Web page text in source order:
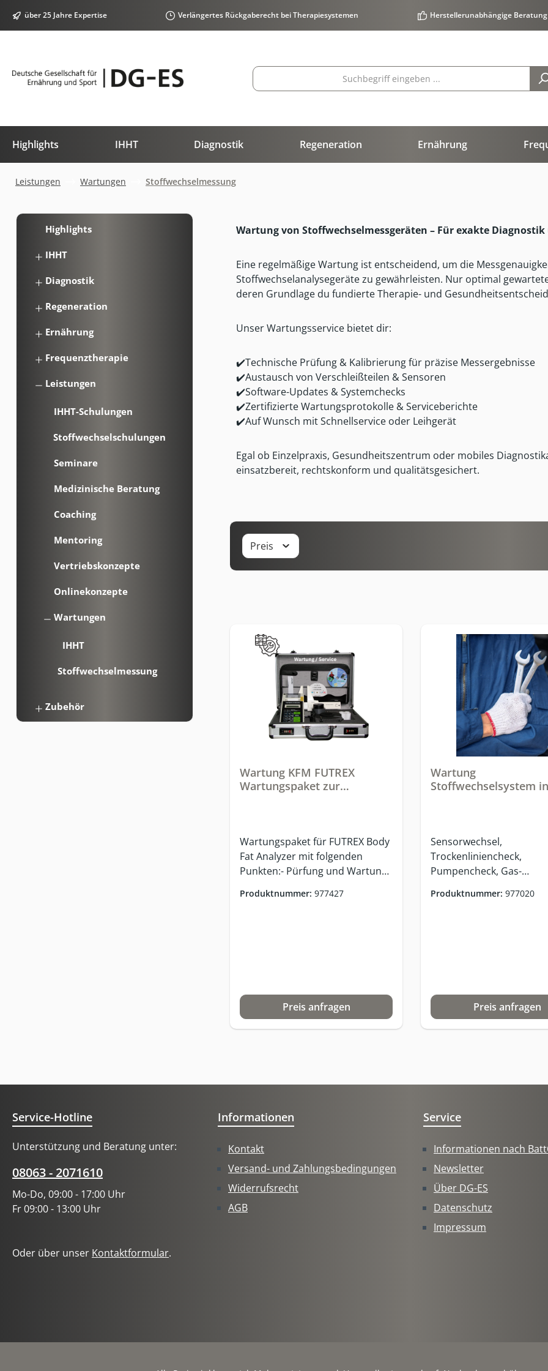
Zur Hauptnavigation springen
über 25 Jahre Expertise Verlängertes Rückgaberecht bei Therapiesystemen Herstellerunabhängige
Highlights IHHT Diagnostik Regeneration Ernährung
Leistungen Wartungen Stoffwechselmessung
Highlights
IHHT
Diagnostik
Regeneration
Ernährung
Frequenztherapie
Leistungen
IHHT-Schulungen
Stoffwechselschulungen
Seminare
Medizinische Beratung
Coaching
Mentoring
Vertriebskonzepte
Onlinekonzepte
Wartungen
IHHT
Stoffwechselmessung
Zubehör
Wartung von Stoffwechselmessgeräten – Für exakte
Eine regelmäßige Wartung ist entscheidend, um die
Stoffwechselanalysegeräte zu gewährleisten. Nur optimal
deren Grundlage du fundierte Therapie- und
Unser Wartungsservice bietet dir:
✔️Technische Prüfung & Kalibrierung für präzise Messergebnisse
✔️Austausch von Verschleißteilen & Sensoren
✔️Software-Updates & Systemchecks
✔️Zertifizierte Wartungsprotokolle & Serviceberichte
✔️Auf Wunsch mit Schnellservice oder Leihgerät
Egal ob Einzelpraxis, Gesundheitszentrum oder mobiles
einsatzbereit, rechtskonform und qualitätsgesichert.
Preis
Wartung KFM FUTREX
Wartungspaket zur
Wartungspaket für FUTREX Body
Fat Analyzer mit folgenden
Punkten:- Pürfung und Wartung
Messgerät (Thermodrucker,
Versandzeit)
Produktnummer: 977427
Preis anfragen
Wartung
Stoffwechselsystem
Sensorwechsel,
Trockenliniencheck,
Pumpencheck, Gas-
können leicht variieren,
Produktnummer:977020
Preis anfragen
Service-Hotline
Unterstützung und Beratung unter:
08063 - 2071610
Mo-Do, 09:00 - 17:00 Uhr
Fr 09:00 - 13:00 Uhr
Oder über unser Kontaktformular.
Informationen
Kontakt
Versand- und Zahlungsbedingungen
Widerrufsrecht
AGB
Service
Informationen nach
Newsletter
Über DG-ES
Datenschutz
Impressum